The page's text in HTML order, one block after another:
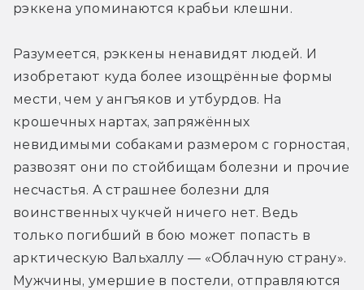
рэккена упоминаются крабьи клешни.
Разумеется, рэккены ненавидят людей. И
изобретают куда более изощрённые формы
мести, чем у ангъяков и утбурдов. На
крошечных нартах, запряжённых
невидимыми собаками размером с горностая,
развозят они по стойбищам болезни и прочие
несчастья. А страшнее болезни для
воинственных чукчей ничего нет. Ведь
только погибший в бою может попасть в
арктическую Вальхаллу — «Облачную страну».
Мужчины, умершие в постели, отправляются